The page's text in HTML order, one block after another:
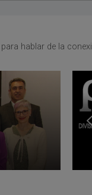
hablar de la